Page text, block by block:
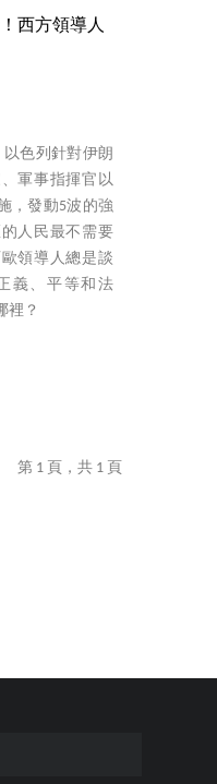
西方領導人
以色列針對伊朗
軍事指揮官以
，發動5波的強
人民最不需要
領導人總是談
義、平等和法
裡？
第 1 頁，共 1 頁